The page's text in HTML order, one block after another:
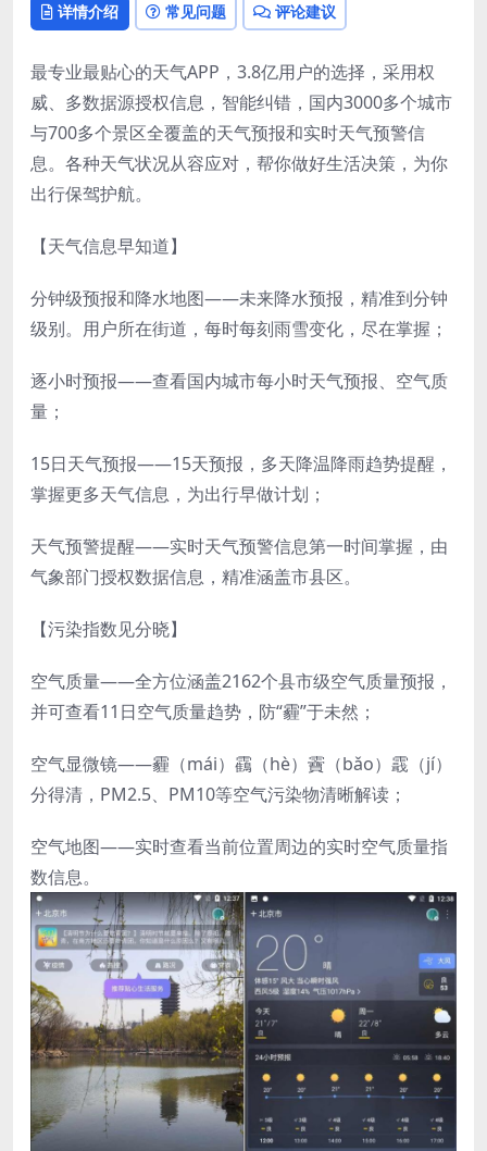
详情介绍 常见问题 评论建议
最专业最贴心的天气APP，3.8亿用户的选择，采用权
威、多数据源授权信息，智能纠错，国内3000多个城市
与700多个景区全覆盖的天气预报和实时天气预警信
息。各种天气状况从容应对，帮你做好生活决策，为你
出行保驾护航。
【天气信息早知道】
分钟级预报和降水地图——未来降水预报，精准到分钟
级别。用户所在街道，每时每刻雨雪变化，尽在掌握；
逐小时预报——查看国内城市每小时天气预报、空气质
量；
15日天气预报——15天预报，多天降温降雨趋势提醒，
掌握更多天气信息，为出行早做计划；
天气预警提醒——实时天气预警信息第一时间掌握，由
气象部门授权数据信息，精准涵盖市县区。
【污染指数见分晓】
空气质量——全方位涵盖2162个县市级空气质量预报，
并可查看11日空气质量趋势，防“霾”于未然；
空气显微镜——霾（mái）靍（hè）靌（bǎo）霵（jí）
分得清，PM2.5、PM10等空气污染物清晰解读；
空气地图——实时查看当前位置周边的实时空气质量指
数信息。